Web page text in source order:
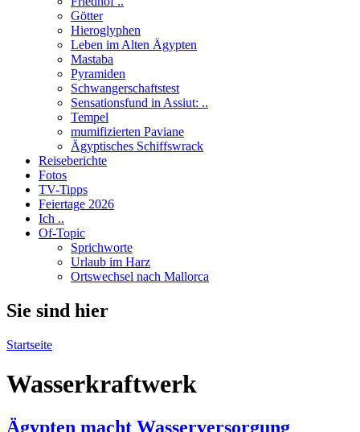
Götter
Hieroglyphen
Leben im Alten Ägypten
Mastaba
Pyramiden
Schwangerschaftstest
Sensationsfund in Assiut: ..
Tempel
mumifizierten Paviane
Ägyptisches Schiffswrack
Reiseberichte
Fotos
TV-Tipps
Feiertage 2026
Ich ..
Of-Topic
Sprichworte
Urlaub im Harz
Ortswechsel nach Mallorca
Sie sind hier
Startseite
Wasserkraftwerk
Ägypten macht Wasserversorgung